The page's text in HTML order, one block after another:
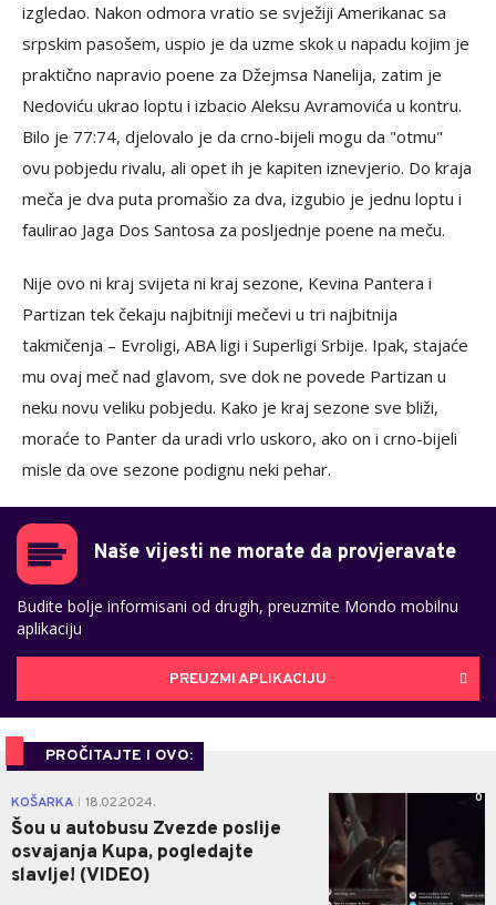
izgledao. Nakon odmora vratio se svježiji Amerikanac sa
srpskim pasošem, uspio je da uzme skok u napadu kojim je
praktično napravio poene za Džejmsa Nanelija, zatim je
Nedoviću ukrao loptu i izbacio Aleksu Avramovića u kontru.
Bilo je 77:74, djelovalo je da crno-bijeli mogu da "otmu"
ovu pobjedu rivalu, ali opet ih je kapiten iznevjerio. Do kraja
meča je dva puta promašio za dva, izgubio je jednu loptu i
faulirao Jaga Dos Santosa za posljednje poene na meču.
Nije ovo ni kraj svijeta ni kraj sezone, Kevina Pantera i
Partizan tek čekaju najbitniji mečevi u tri najbitnija
takmičenja – Evroligi, ABA ligi i Superligi Srbije. Ipak, stajaće
mu ovaj meč nad glavom, sve dok ne povede Partizan u
neku novu veliku pobjedu. Kako je kraj sezone sve bliži,
moraće to Panter da uradi vrlo uskoro, ako on i crno-bijeli
misle da ove sezone podignu neki pehar.
Naše vijesti ne morate da provjeravate
Budite bolje informisani od drugih, preuzmite Mondo mobilnu
aplikaciju
PREUZMI APLIKACIJU
PROČITAJTE I OVO:
KOŠARKA 18.02.2024.
Šou u autobusu Zvezde poslije
osvajanja Kupa, pogledajte
slavlje! (VIDEO)
0